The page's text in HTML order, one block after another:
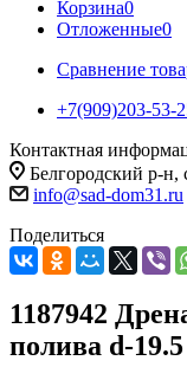
Корзина0
Отложенные0
Сравнение
+7(909)203-53-
Контактная
Белгородский р-
info@sad-dom31.ru
Поделиться
1187942
полива d-19.5